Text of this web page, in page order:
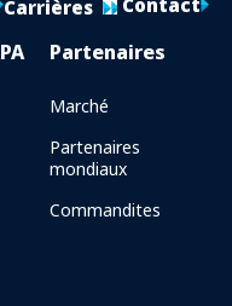
Carrières Contact
Partenaires
Marché
Partenaires
mondiaux
Commandites